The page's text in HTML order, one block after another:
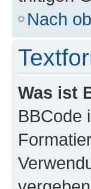
Nach
Was ist
BBCode